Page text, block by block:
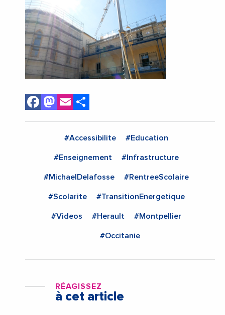
Facebook
Mastodon
Email
#Accessibilite #Education
#Enseignement #Infrastructure
#MichaelDelafosse #RentreeScolaire
#Scolarite #TransitionEnergetique
#Videos #Herault #Montpellier
#Occitanie
RÉAGISSEZ
à cet article